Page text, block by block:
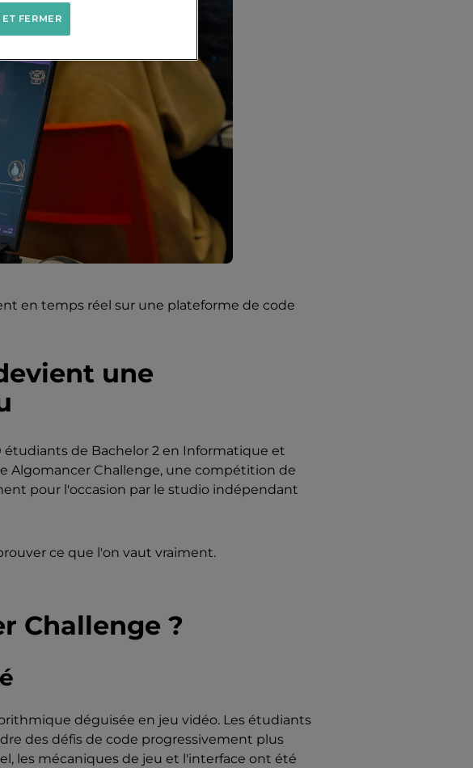
en temps réel sur une plateforme de code
une
étudiants de Bachelor 2 en Informatique et
Algomancer Challenge, une compétition de
pour l'occasion par le studio indépendant
ce que l'on vaut vraiment.
Challenge ?
déguisée en jeu vidéo. Les étudiants
des défis de code progressivement plus
les mécaniques de jeu et l'interface ont été
FERMER